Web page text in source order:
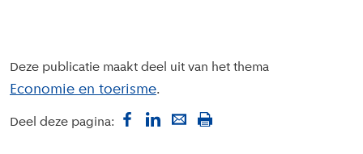
Deze publicatie maakt deel uit van het thema
Economie en toerisme
Deel deze pagina: